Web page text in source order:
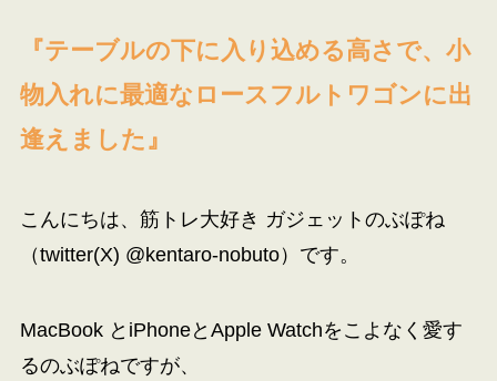
『テーブルの下に入り込める高さで、小
物入れに最適なロースフルトワゴンに出
逢えました』
こんにちは、筋トレ大好き ガジェットのぶぽね
（twitter(X) @kentaro-nobuto）です。
MacBook とiPhoneとApple Watchをこよなく愛す
るのぶぽねですが、